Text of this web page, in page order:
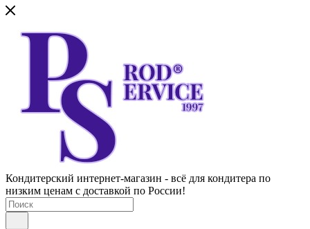
Кондитерский интернет-магазин - всё для кондитера по
низким ценам с доставкой по России!